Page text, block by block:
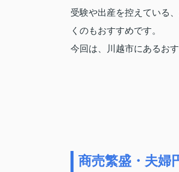
受験や出産を控えている
くのもおすすめです。
今回は、川越市にあるお
商売繁盛・夫婦